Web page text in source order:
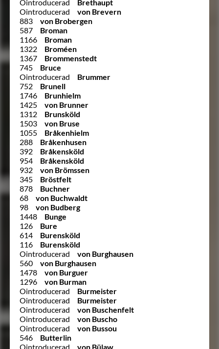
Ointroducerad
Brethaupt
Ointroducerad
von Brevern
883
von Brobergen
587
Broman
1166
Broman
1322
Broméen
1367
Brommenstedt
745
Bruce
Ointroducerad
Brummer
752
Brunell
1746
Brunhielm
1425
von Brunner
1312
Brunsköld
1503
von Bruse
1055
Bråkenhielm
288
Bråkenhusen
392
Bråkensköld
954
Bråkensköld
932
von Brömssen
345
Bröstfelt
878
Buchner
68
von Buchwaldt
98
von Budberg
1448
Bunge
126
Bure
614
Burensköld
116
Burensköld
Ointroducerad
von Burghausen
560
von Burghausen
1478
von Burguer
1296
von Burman
Ointroducerad
Burmeister
Ointroducerad
Burmeister
Ointroducerad
von Buschenfelt
Ointroducerad
von Buscho
Ointroducerad
von Bussou
546
Butterlin
Ointroducerad
von Bülaw